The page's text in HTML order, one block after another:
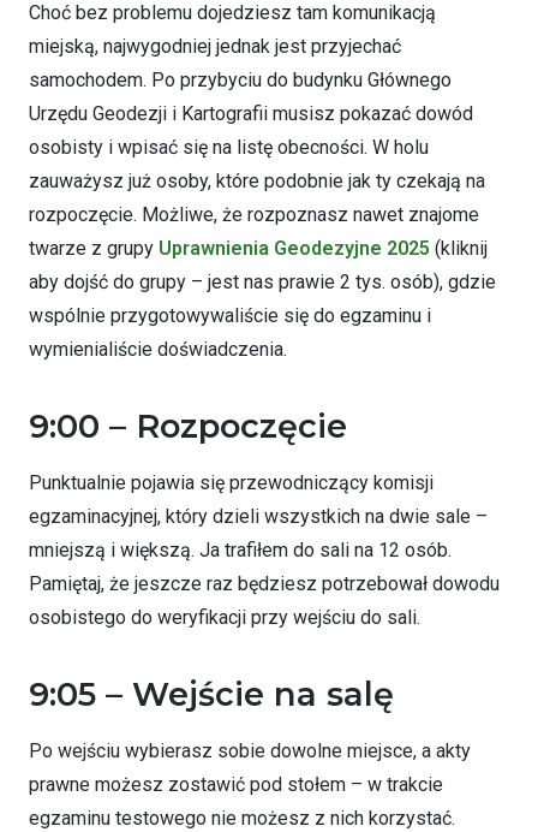
Choć bez problemu dojedziesz tam komunikacją
miejską, najwygodniej jednak jest przyjechać
samochodem. Po przybyciu do budynku Głównego
Urzędu Geodezji i Kartografii musisz pokazać dowód
osobisty i wpisać się na listę obecności. W holu
zauważysz już osoby, które podobnie jak ty czekają na
rozpoczęcie. Możliwe, że rozpoznasz nawet znajome
twarze z grupy Uprawnienia Geodezyjne 2025 (kliknij
aby dojść do grupy – jest nas prawie 2 tys. osób), gdzie
wspólnie przygotowywaliście się do egzaminu i
wymienialiście doświadczenia.
9:00 – Rozpoczęcie
Punktualnie pojawia się przewodniczący komisji
egzaminacyjnej, który dzieli wszystkich na dwie sale –
mniejszą i większą. Ja trafiłem do sali na 12 osób.
Pamiętaj, że jeszcze raz będziesz potrzebował dowodu
osobistego do weryfikacji przy wejściu do sali.
9:05 – Wejście na salę
Po wejściu wybierasz sobie dowolne miejsce, a akty
prawne możesz zostawić pod stołem – w trakcie
egzaminu testowego nie możesz z nich korzystać.